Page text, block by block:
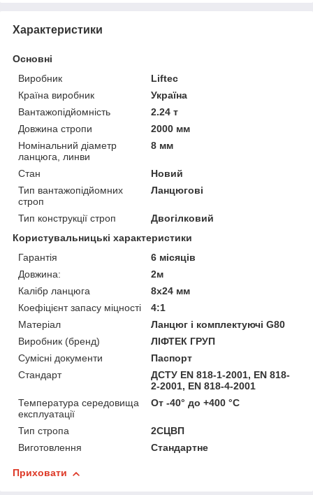
Характеристики
Основні
Виробник
Liftec
Країна виробник
Україна
Вантажопідйомність
2.24 т
Довжина стропи
2000 мм
Номінальний діаметр
ланцюга, линви
8 мм
Стан
Новий
Тип вантажопідйомних
строп
Ланцюгові
Тип конструкції строп
Двогілковий
Користувальницькі характеристики
Гарантія
6 місяців
Довжина:
2м
Калібр ланцюга
8х24 мм
Коефіцієнт запасу міцності
4:1
Матеріал
Ланцюг і комплектуючі G80
Виробник (бренд)
ЛІФТЕК ГРУП
Сумісні документи
Паспорт
Стандарт
ДСТУ EN 818-1-2001, EN 818-
2-2001, EN 818-4-2001
Температура середовища
експлуатації
От -40° до +400 °С
Тип стропа
2СЦВП
Виготовлення
Стандартне
Приховати